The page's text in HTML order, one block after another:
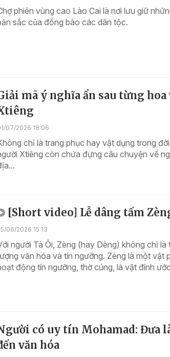
phiên vùng cao Lào Cai là nơi lưu giữ
sắc của đồng bào các dân tộc.
mã ý nghĩa ẩn sau từng
07/2026 18:06
chỉ là trang phục hay vật dụng trong
Xtiêng còn chứa đựng câu chuyện về
[Short video] Lễ dâng tấm
06/2026 15:13
người Tà Ôi, Zèng (hay Dèng) không chỉ
văn hóa và tín ngưỡng. Zèng là một vật
động tín ngưỡng, thờ cúng, là vật đính
có uy tín Mohamad: Đưa
văn hóa